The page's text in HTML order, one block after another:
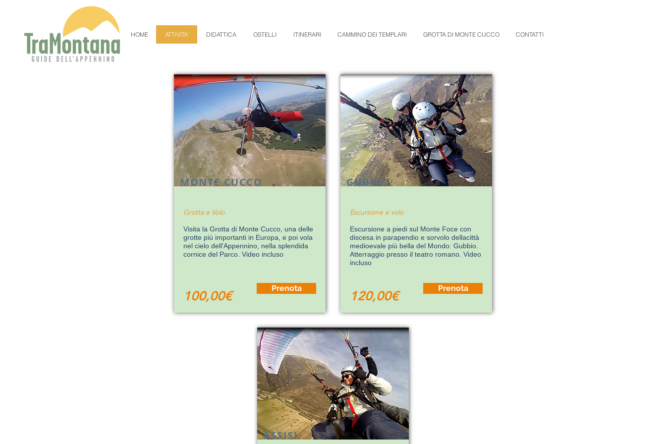
HOME ATTIVITA' DIDATTICA OSTELLI ITINERARI CAMMINO DEI TEMPLARI GROTTA DI MONTE CUCCO CONTATTI
MONTE CUCCO
Grotta e Volo
Visita la Grotta di Monte Cucco, una delle
grotte più importanti in Europa, e poi vola
nel cielo dell'Appennino, nella splendida
cornice del Parco. Video incluso
100,00€
Prenota
GUBBIO
Escursione e volo
Escursione a piedi sul Monte Foce con
discesa in parapendio e sorvolo dellacittà
medioevale più bella del Mondo: Gubbio.
Atterraggio presso il teatro romano. Video
incluso
120,00€
Prenota
ASSISI